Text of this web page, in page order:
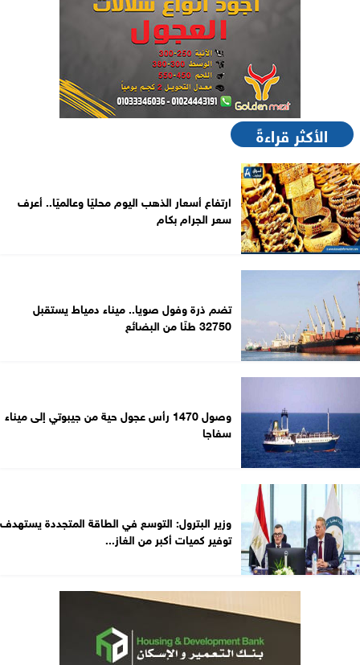
الأكثر قراءةً
ارتفاع أسعار الذهب اليوم محليًا وعالميًا.. أعرف
سعر الجرام بكام
تضم ذرة وفول صويا.. ميناء دمياط يستقبل
32750 طنًا من البضائع
وصول 1470 رأس عجول حية من جيبوتي إلى ميناء
سفاجا
وزير البترول: التوسع في الطاقة المتجددة يستهدف
توفير كميات أكبر من الغاز...